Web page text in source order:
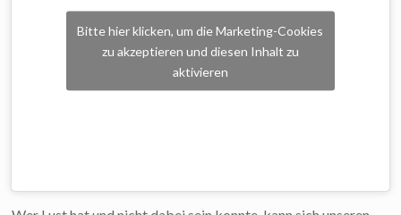
Bitte hier klicken, um die Marketing-Cookies
zu akzeptieren und diesen Inhalt zu
aktivieren